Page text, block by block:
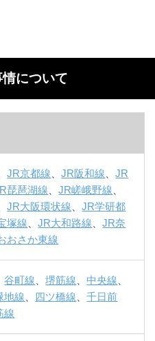
について
JR京都線、JR阪和線、JR
琵琶湖線、JR嵯峨野線、
JR大阪環状線、JR学研都
塚線、JR大和路線、JR奈
おさか東線
谷町線、堺筋線、中央線、
地線、 四ツ橋線、千日前
線